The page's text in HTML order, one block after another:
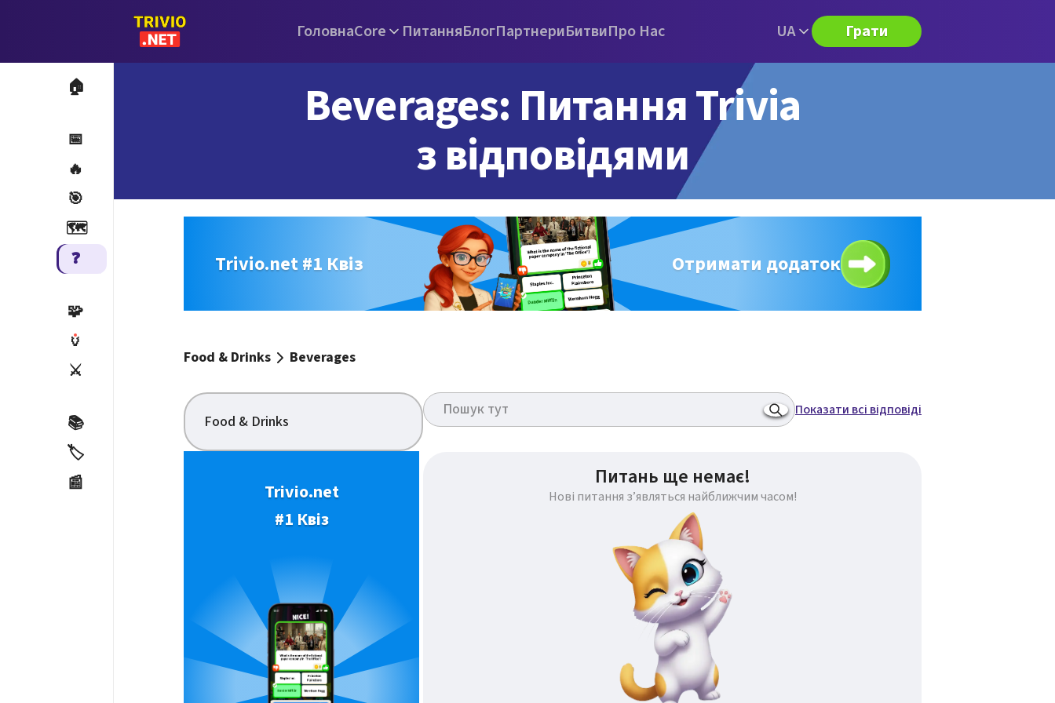
ГоловнаCore ПитанняБлогПартнериБитвиПро Нас UA Грати
🏠
📅
🔥
🎯
🗺️
❓
🧩
🏺
⚔️
📚
🏷️
📰
Beverages: Питання Trivia
з відповідями
Trivio.net #1 Квіз Отримати додаток
Food & Drinks Beverages
Food & Drinks
Trivio.net
#1 Квіз
Показати всі відповіді
Питань ще немає!
Нові питання з’являться найближчим часом!